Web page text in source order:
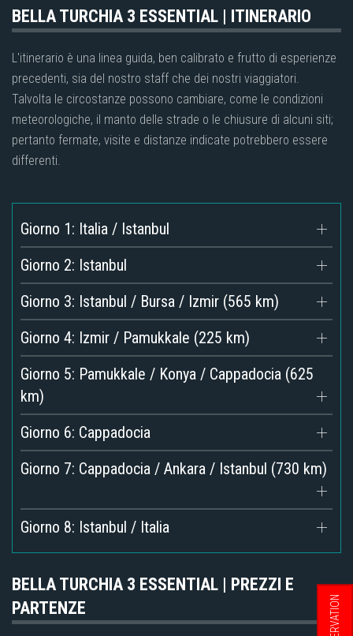
BELLA TURCHIA 3 ESSENTIAL | ITINERARIO
L'itinerario è una linea guida, ben calibrato e frutto di esperienze
precedenti, sia del nostro staff che dei nostri viaggiatori.
Talvolta le circostanze possono cambiare, come le condizioni
meteorologiche, il manto delle strade o le chiusure di alcuni siti;
pertanto fermate, visite e distanze indicate potrebbero essere
differenti.
Giorno 1: Italia / Istanbul
Giorno 2: Istanbul
Giorno 3: Istanbul / Bursa / Izmir (565 km)
Giorno 4: Izmir / Pamukkale (225 km)
Giorno 5: Pamukkale / Konya / Cappadocia (625
km)
Giorno 6: Cappadocia
Giorno 7: Cappadocia / Ankara / Istanbul (730 km)
Giorno 8: Istanbul / Italia
BELLA TURCHIA 3 ESSENTIAL | PREZZI E
PARTENZE